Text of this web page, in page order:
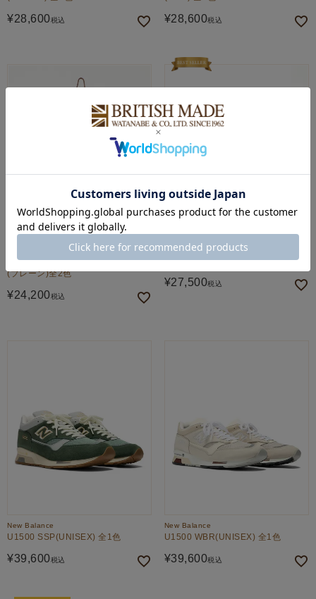
¥28,600税込 ¥28,600税込
FOX UMBRELLAS
テレスコピックアンブレラ(雨用傘)
(プレーン)全2色
¥24,200税込
GLENROYAL
ハーネスベルト 全3色
¥27,500税込
New Balance
U1500 SSP(UNISEX) 全1色
¥39,600税込
New Balance
U1500 WBR(UNISEX) 全1色
¥39,600税込